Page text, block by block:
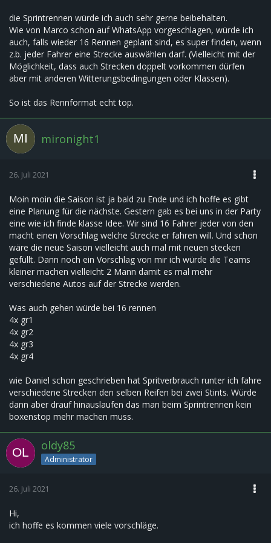
die Sprintrennen würde ich auch sehr gerne beibehalten.
Wie von Marco schon auf WhatsApp vorgeschlagen, würde ich
auch, falls wieder 16 Rennen geplant sind, es super finden, wenn
z.b. jeder Fahrer eine Strecke auswählen darf. (Vielleicht mit der
Möglichkeit, dass auch Strecken doppelt vorkommen dürfen
aber mit anderen Witterungsbedingungen oder Klassen).
So ist das Rennformat echt top.
mironight1
26. Juli 2021
Moin moin die Saison ist ja bald zu Ende und ich hoffe es gibt
eine Planung für die nächste. Gestern gab es bei uns in der Party
eine wie ich finde klasse Idee. Wir sind 16 Fahrer jeder von den
macht einen Vorschlag welche Strecke er fahren will. Und schon
wäre die neue Saison vielleicht auch mal mit neuen stecken
gefüllt. Dann noch ein Vorschlag von mir ich würde die Teams
kleiner machen vielleicht 2 Mann damit es mal mehr
verschiedene Autos auf der Strecke werden.
Was auch gehen würde bei 16 rennen
4x gr1
4x gr2
4x gr3
4x gr4
wie Daniel schon geschrieben hat Spritverbrauch runter ich fahre
verschiedene Strecken den selben Reifen bei zwei Stints. Würde
dann aber drauf hinauslaufen das man beim Sprintrennen kein
boxenstop mehr machen muss.
oldy85
Administrator
26. Juli 2021
Hi,
ich hoffe es kommen viele vorschläge.